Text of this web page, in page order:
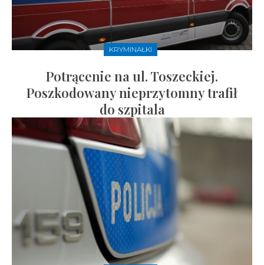
KRYMINAŁKI
Potrącenie na ul. Toszeckiej.
Poszkodowany nieprzytomny trafił
do szpitala